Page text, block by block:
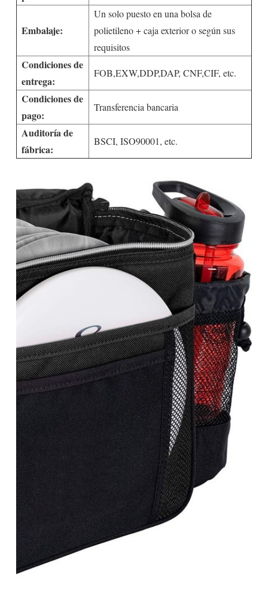
Embalaje:
Un solo puesto en una bolsa de
polietileno + caja exterior o según sus
requisitos
Condiciones de
entrega:
FOB,EXW,DDP,DAP, CNF,CIF, etc.
Condiciones de
pago:
Transferencia bancaria
Auditoría de
fábrica:
BSCI, ISO90001, etc.